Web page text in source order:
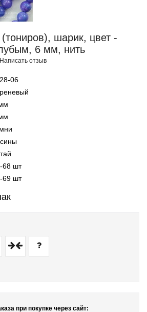
шарик, цвет -
6 мм, нить
Написать отзыв
06
68 шт
69 шт
при покупке через сайт: